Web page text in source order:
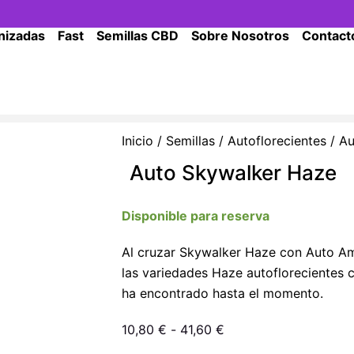
Fast Semillas CBD Sobre Nosotros
Inicio / Semillas/ Autoflorecientes/
Auto Skywalker Haze
Disponible para reserva
Al cruzar Skywalker Haze con Auto
las variedades Haze autoflorecientes
ha encontrado hasta el momento.
10,80 € - 41,60 €Rango